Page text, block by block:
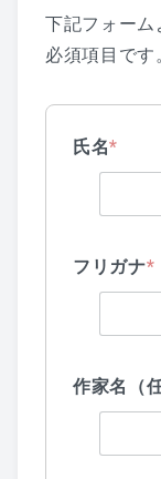
下記フォー
必須項目です
氏名*
フリガナ*
作家名（任